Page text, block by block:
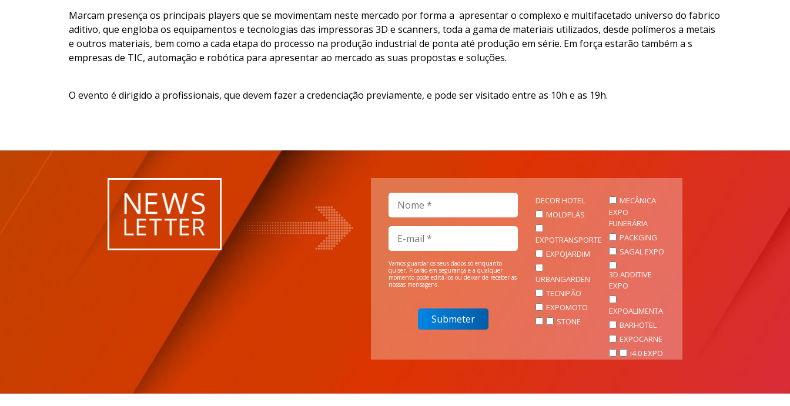
Marcam presença os principais players que se movimentam neste mercado por forma a apresentar o complexo e multifacetado universo do fabrico
aditivo, que engloba os equipamentos e tecnologias das impressoras 3D e scanners, toda a gama de materiais utilizados, desde polímeros a metais
e outros materiais, bem como a cada etapa do processo na produção industrial de ponta até produção em série. Em força estarão também a s
empresas de TIC, automação e robótica para apresentar ao mercado as suas propostas e soluções.
O evento é dirigido a profissionais, que devem fazer a credenciação previamente, e pode ser visitado entre as 10h e as 19h.
Vamos guardar os seus dados só enquanto
quiser. Ficarão em segurança e a qualquer
momento pode editá-los ou deixar de receber as
nossas mensagens.
DECOR HOTEL
MOLDPLÁS
EXPOTRANSPORTE
EXPOJARDIM
URBANGARDEN
TECNIPÃO
EXPOMOTO
STONE
MECÂNICA
EXPO
FUNERÁRIA
PACKGING
SAGAL EXPO
3D ADDITIVE
EXPO
EXPOALIMENTA
BARHOTEL
EXPOCARNE
i4.0 EXPO